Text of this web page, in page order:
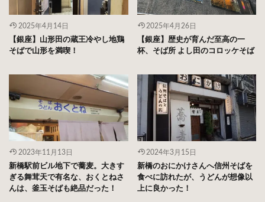
2025年4月14日
【銀座】山形田の蔵王冷やし地鶏
そばで山形を満喫！
2025年4月26日
【銀座】歴史が育んだ至高の一
杯、そば所 よし田のコロッケそば
2023年11月13日
新橋駅前ビル地下で蕎麦。大きす
ぎる舞茸天で有名な、おくとねさ
んは、釜玉そばも絶品だった！
2024年3月15日
新橋のおにかけさんへ信州そばを
食べに訪れたが、うどんが想像以
上に良かった！